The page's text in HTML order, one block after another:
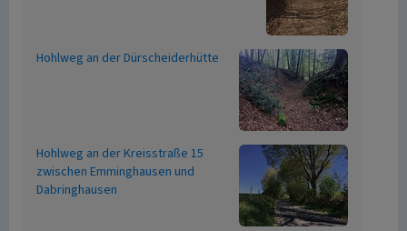
Hohlweg an der Dürscheiderhütte
Hohlweg an der Kreisstraße 15
zwischen Emminghausen und
Dabringhausen